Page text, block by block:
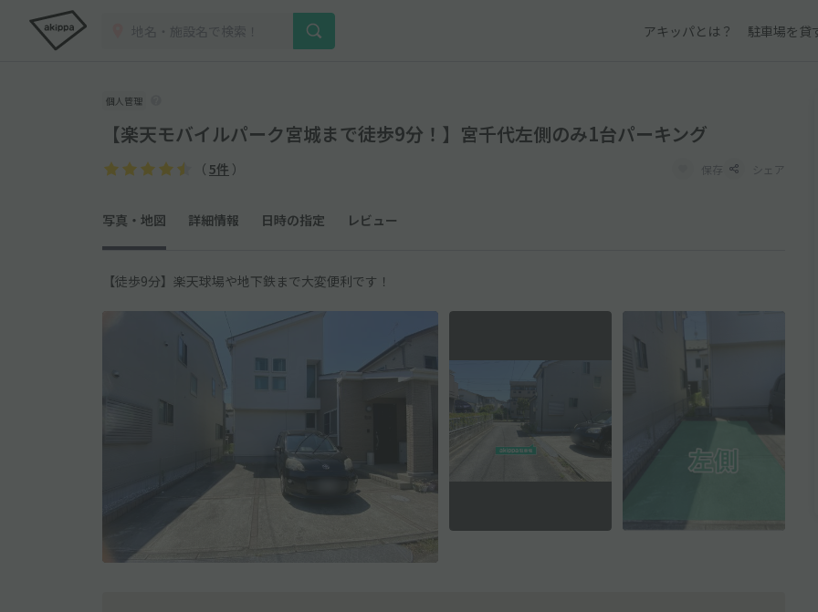
アキッパとは？ 駐車場を貸
個人管理
【楽天モバイルパーク宮城まで徒歩9分！】宮千代左側のみ1台パーキング
（ 5件 ） 保存 シェア
写真・地図 詳細情報 日時の指定 レビュー
【徒歩9分】楽天球場や地下鉄まで大変便利です！